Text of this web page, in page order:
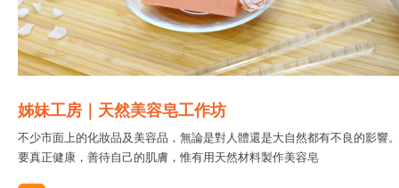
姊妹工房｜天然美容皂工作坊
不少市面上的化妝品及美容品，無論是對人體還是大自然都有不良的影響。
要真正健康，善待自己的肌膚，惟有用天然材料製作美容皂